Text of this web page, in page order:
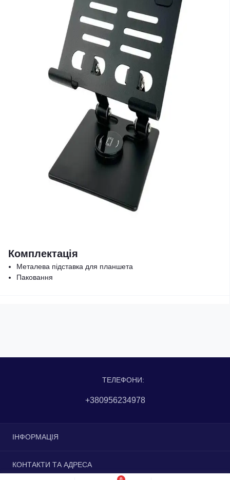
Комплектація
Металева підставка для планшета
Паковання
ТЕЛЕФОНИ:
+380956234978
ІНФОРМАЦІЯ
Повернення та обмін
КОНТАКТИ ТА АДРЕСА